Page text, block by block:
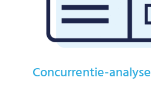
Concurrentie-analyse